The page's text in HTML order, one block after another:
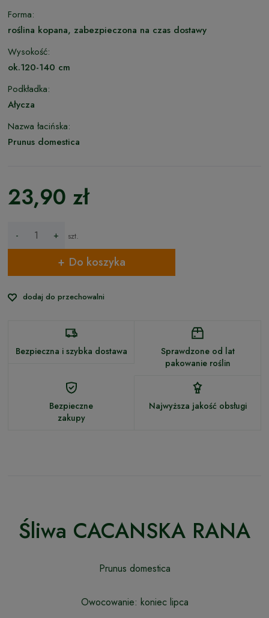
Forma:
roślina kopana, zabezpieczona na czas dostawy
Wysokość:
ok.120-140 cm
Podkładka:
Ałycza
Nazwa łacińska:
Prunus domestica
23,90 zł
- + szt.
Do koszyka
dodaj do przechowalni
Bezpieczna i szybka dostawa
Sprawdzone od lat
pakowanie roślin
Bezpieczne
zakupy
Najwyższa jakość obsługi
Śliwa CACANSKA RANA
Prunus domestica
Owocowanie: koniec lipca